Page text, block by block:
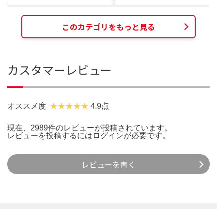
このカテゴリをもっと見る
カスタマーレビュー
オススメ度 4.9点
現在、2989件のレビューが投稿されています。
レビューを投稿するには ログインが必要です。
レビューを書く